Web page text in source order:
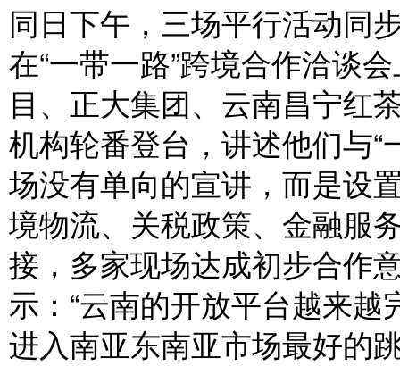
同日下午，三场平行活动同
在“一带一路”跨境合作洽谈
目、正大集团、云南昌宁红
机构轮番登台，讲述他们与
场没有单向的宣讲，而是设
境物流、关税政策、金融服
接，多家现场达成初步合作
示：“云南的开放平台越来
进入南亚东南亚市场最好的